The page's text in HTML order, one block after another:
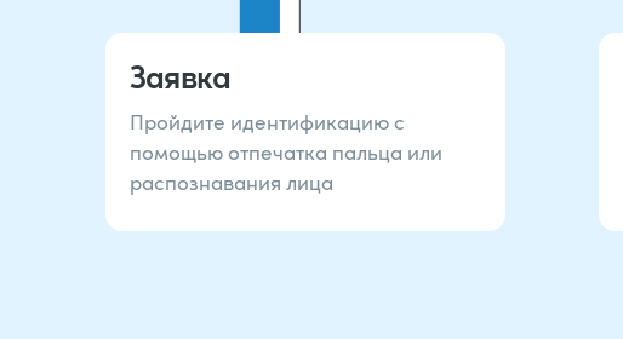
Заявка
Пройдите идентификацию с
помощью отпечатка пальца или
распознавания лица